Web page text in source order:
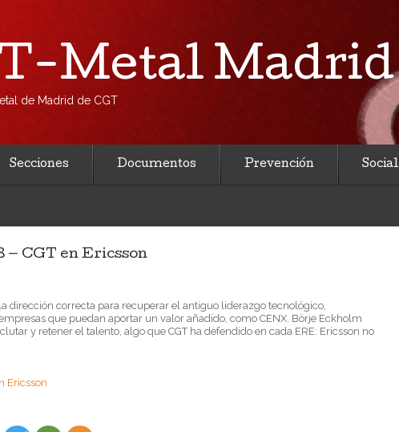
Metal Madrid
de Madrid de CGT
Secciones Documentos Prevención Social
— CGT en Ericsson
dirección correcta para recuperar el antiguo liderazgo tecnológico,
que puedan aportar un valor añadido, como CENX. Börje Eckholm
y retener el talento, algo que CGT ha defendido en cada ERE: Ericsson no
Ericsson